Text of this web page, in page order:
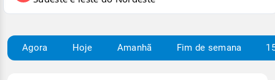
Agora Hoje Amanhã Fim de semana